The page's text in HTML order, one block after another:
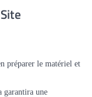
préparer le matériel et
garantira une